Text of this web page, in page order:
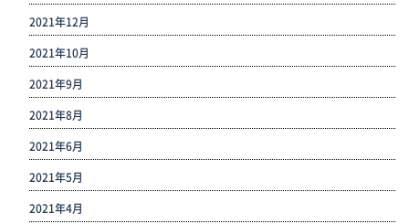
2021年12月
2021年10月
2021年9月
2021年8月
2021年6月
2021年5月
2021年4月